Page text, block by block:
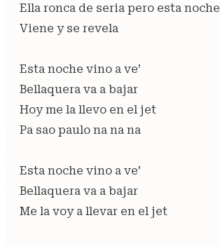
Ella ronca de seria pero esta noche
Viene y se revela
Esta noche vino a ve’
Bellaquera va a bajar
Hoy me la llevo en el jet
Pa sao paulo na na na
Esta noche vino a ve’
Bellaquera va a bajar
Me la voy a llevar en el jet